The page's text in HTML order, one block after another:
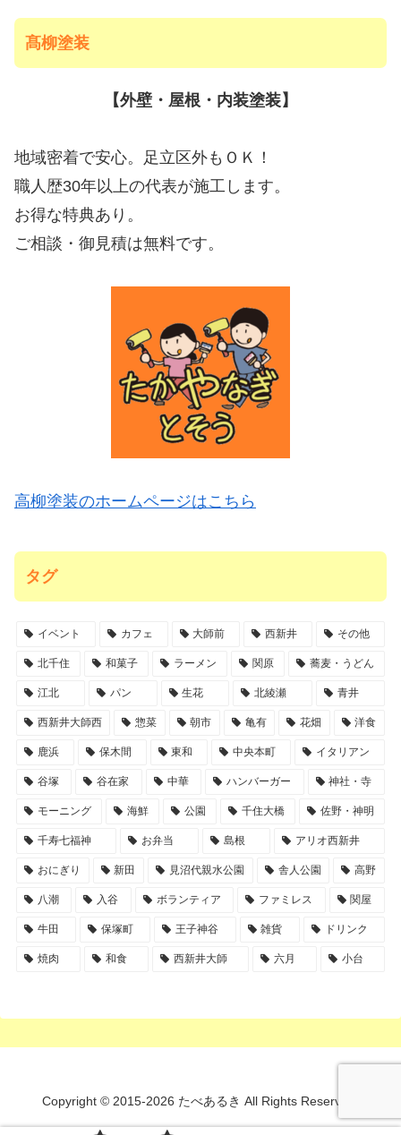
髙柳塗装
【外壁・屋根・内装塗装】
地域密着で安心。足立区外もＯＫ！
職人歴30年以上の代表が施工します。
お得な特典あり。
ご相談・御見積は無料です。
高柳塗装のホームページはこちら
タグ
イベント カフェ 大師前 西新井 その他
北千住 和菓子 ラーメン 関原 蕎麦・うどん
江北 パン 生花 北綾瀬 青井
西新井大師西 惣菜 朝市 亀有 花畑 洋食
鹿浜 保木間 東和 中央本町 イタリアン
谷塚 谷在家 中華 ハンバーガー 神社・寺
モーニング 海鮮 公園 千住大橋 佐野・神明
千寿七福神 お弁当 島根 アリオ西新井
おにぎり 新田 見沼代親水公園 舎人公園 高野
八潮 入谷 ボランティア ファミレス 関屋
牛田 保塚町 王子神谷 雑貨 ドリンク
焼肉 和食 西新井大師 六月 小台
Copyright © 2015-2026 たべあるき All Rights Reserved.